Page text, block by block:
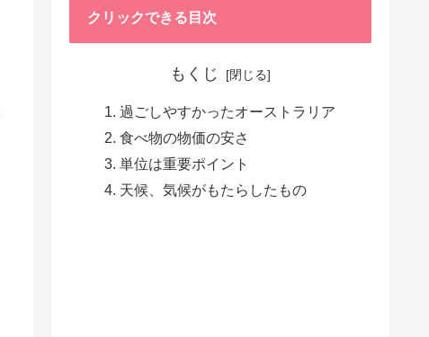
クリックできる目次
もくじ
過ごしやすかったオーストラリア
食べ物の物価の安さ
単位は重要ポイント
天候、気候がもたらしたもの